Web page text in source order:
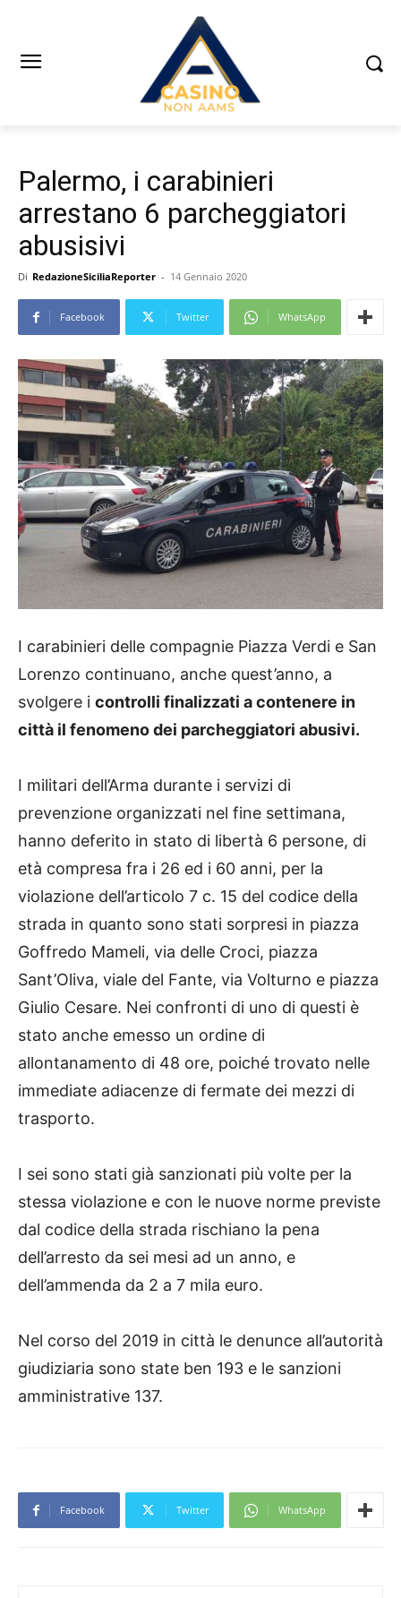
Palermo, i carabinieri
arrestano 6 parcheggiatori
abusisivi
Di RedazioneSiciliaReporter - 14 Gennaio 2020
Facebook Twitter WhatsApp
I carabinieri delle compagnie Piazza Verdi e San
Lorenzo continuano, anche quest’anno, a
svolgere i controlli finalizzati a contenere in
città il fenomeno dei parcheggiatori abusivi.
I militari dell’Arma durante i servizi di
prevenzione organizzati nel fine settimana,
hanno deferito in stato di libertà 6 persone, di
età compresa fra i 26 ed i 60 anni, per la
violazione dell’articolo 7 c. 15 del codice della
strada in quanto sono stati sorpresi in piazza
Goffredo Mameli, via delle Croci, piazza
Sant’Oliva, viale del Fante, via Volturno e piazza
Giulio Cesare. Nei confronti di uno di questi è
stato anche emesso un ordine di
allontanamento di 48 ore, poiché trovato nelle
immediate adiacenze di fermate dei mezzi di
trasporto.
I sei sono stati già sanzionati più volte per la
stessa violazione e con le nuove norme previste
dal codice della strada rischiano la pena
dell’arresto da sei mesi ad un anno, e
dell’ammenda da 2 a 7 mila euro.
Nel corso del 2019 in città le denunce all’autorità
giudiziaria sono state ben 193 e le sanzioni
amministrative 137.
Facebook Twitter WhatsApp